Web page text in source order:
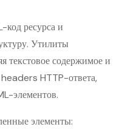
ресурса и
Утилиты
текстовое содержимое и
HTTP-ответа,
элементов.
элементы: